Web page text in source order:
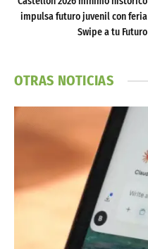
impulsa futuro juvenil con feria
Swipe a tu Futuro
OTRAS NOTICIAS